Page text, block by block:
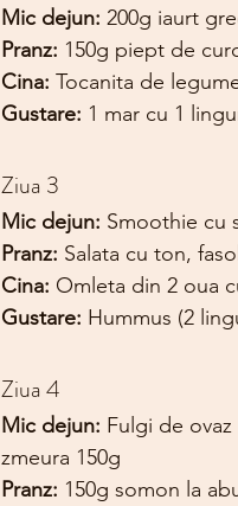
Mic dejun: 200g iaurt
Pranz: 150g piept de
Cina: Tocanita de
Gustare: 1 mar cu 1
Ziua 3
Mic dejun: Smoothie cu
Pranz: Salata cu ton,
Cina: Omleta din 2 oua
Gustare: Hummus (2
Ziua 4
Mic dejun: Fulgi de
zmeura 150g
Pranz: 150g somon la